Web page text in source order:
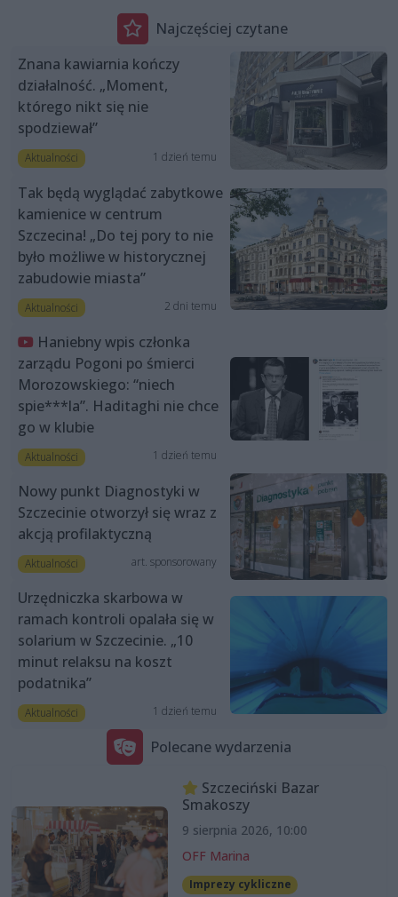
Najczęściej czytane
Znana kawiarnia kończy
działalność. „Moment,
którego nikt się nie
spodziewał”
Aktualności 1 dzień temu
Tak będą wyglądać zabytkowe
kamienice w centrum
Szczecina! „Do tej pory to nie
było możliwe w historycznej
zabudowie miasta”
Aktualności 2 dni temu
Haniebny wpis członka
zarządu Pogoni po śmierci
Morozowskiego: “niech
spie***la”. Haditaghi nie chce
go w klubie
Aktualności 1 dzień temu
Nowy punkt Diagnostyki w
Szczecinie otworzył się wraz z
akcją profilaktyczną
Aktualności art. sponsorowany
Urzędniczka skarbowa w
ramach kontroli opalała się w
solarium w Szczecinie. „10
minut relaksu na koszt
podatnika”
Aktualności 1 dzień temu
Polecane wydarzenia
Szczeciński Bazar
Smakoszy
9 sierpnia 2026, 10:00
OFF Marina
Imprezy cykliczne